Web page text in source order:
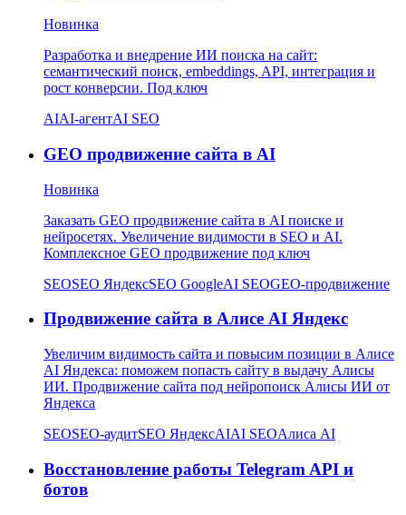
Новинка
Разработка и внедрение ИИ поиска на сайт:
семантический поиск, embeddings, API, интеграция и
рост конверсии. Под ключ
AIAI-агентAI SEO
GEO продвижение сайта в AI
Новинка
Заказать GEO продвижение сайта в AI поиске и
нейросетях. Увеличение видимости в SEO и AI.
Комплексное GEO продвижение под ключ
SEOSEO ЯндексSEO GoogleAI SEOGEO-продвижение
Продвижение сайта в Алисе AI Яндекс
Увеличим видимость сайта и повысим позиции в Алисе
AI Яндекса: поможем попасть сайту в выдачу Алисы
ИИ. Продвижение сайта под нейропоиск Алисы ИИ от
Яндекса
SEOSEO-аудитSEO ЯндексAIAI SEOАлиса AI
Восстановление работы Telegram API и
ботов